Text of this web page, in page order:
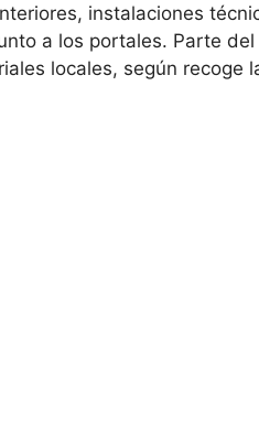
instalaciones
a los portales. Parte
locales, según recoge